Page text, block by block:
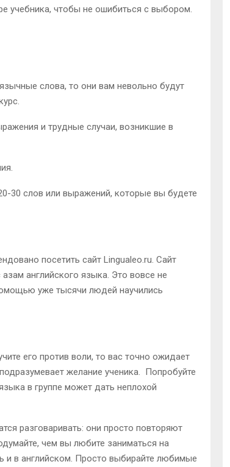
учебника, чтобы не ошибиться с выбором.
слова, то они вам невольно будут
и трудные случаи, возникшие в
30 слов или выражений, которые вы будете
посетить сайт Lingualeo.ru. Сайт
английского языка. Это вовсе не
уже тысячи людей научились
его против воли, то вас точно ожидает
желание ученика. Попробуйте
в группе может дать неплохой
разговаривать: они просто повторяют
чем вы любите заниматься на
и в английском. Просто выбирайте любимые